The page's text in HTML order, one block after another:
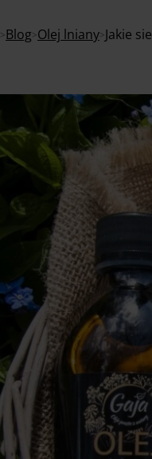
Blog Olej lniany Jakie